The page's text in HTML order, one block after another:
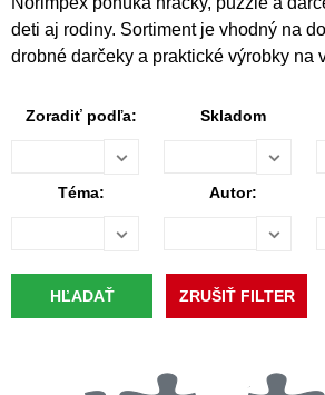
deti aj rodiny. Sortiment je vhodný na
drobné darčeky a praktické výrobky na
Zoradiť podľa: Skladom
Téma: Autor: